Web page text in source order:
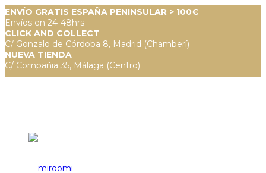
ENVÍO GRATIS ESPAÑA PENINSULAR > 100€
Envíos en 24-48hrs
CLICK AND COLLECT
C/ Gonzalo de Córdoba 8, Madrid (Chamberí)
NUEVA TIENDA
C/ Compañia 35, Málaga (Centro)